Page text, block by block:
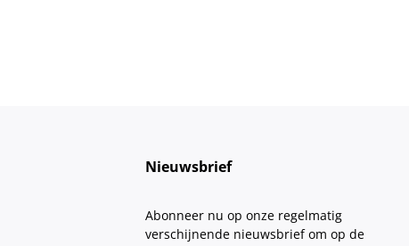
Nieuwsbrief
Abonneer nu op onze regelmatig
verschijnende nieuwsbrief om op de